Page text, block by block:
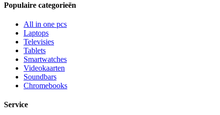
Populaire categorieën
All in one pcs
Laptops
Televisies
Tablets
Smartwatches
Videokaarten
Soundbars
Chromebooks
Service